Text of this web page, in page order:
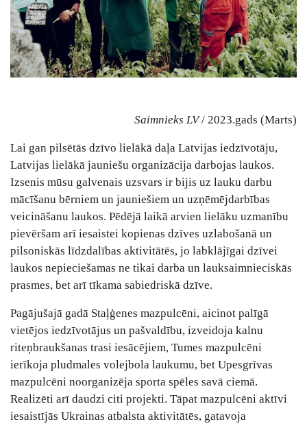
Saimnieks LV/ 2023.gads (Marts)
Lai gan pilsētās dzīvo lielākā daļa Latvijas iedzīvotāju,
Latvijas lielākā jauniešu organizācija darbojas laukos.
Izsenis mūsu galvenais uzsvars ir bijis uz lauku darbu
mācīšanu bērniem un jauniešiem un uzņēmējdarbības
veicināšanu laukos. Pēdējā laikā arvien lielāku uzmanību
pievēršam arī iesaistei kopienas dzīves uzlabošanā un
pilsoniskās līdzdalības aktivitātēs, jo labklājīgai dzīvei
laukos nepieciešamas ne tikai darba un lauksaimnieciskās
prasmes, bet arī tīkama sabiedriskā dzīve.
Pagājušajā gadā Staļģenes mazpulcēni, aicinot palīgā
vietējos iedzīvotājus un pašvaldību, izveidoja kalnu
riteņbraukšanas trasi iesācējiem, Tumes mazpulcēni
ierīkoja pludmales volejbola laukumu, bet Upesgrīvas
mazpulcēni noorganizēja sporta spēles savā ciemā.
Realizēti arī daudzi citi projekti. Tāpat mazpulcēni aktīvi
iesaistījās Ukrainas atbalsta aktivitātēs, gatavoja